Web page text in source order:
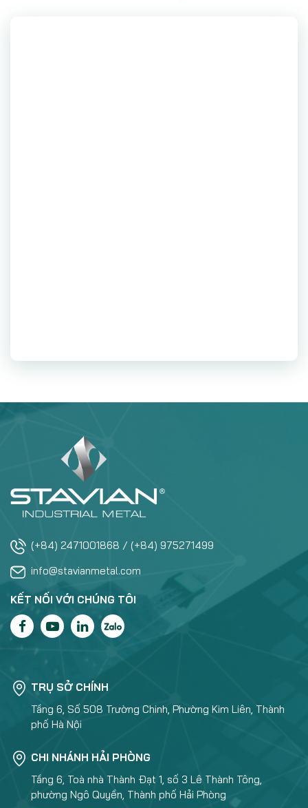
(+84) 2471001868 / (+84) 975271499
info@stavianmetal.com
KẾT NỐI VỚI CHÚNG TÔI
TRỤ SỞ CHÍNH
Tầng 6, Số 508 Trường Chinh, Phường Kim Liên, Thành
phố Hà Nội
CHI NHÁNH HẢI PHÒNG
Tầng 6, Toà nhà Thành Đạt 1, số 3 Lê Thành Tông,
phường Ngô Quyền, Thành phố Hải Phòng
CHI NHÁNH MIỀN NAM